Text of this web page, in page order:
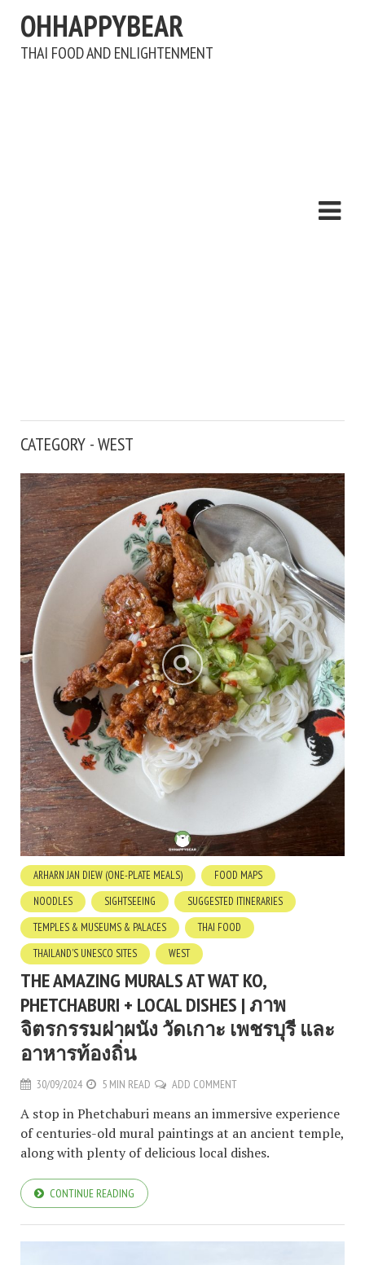
OHHAPPYBEAR
THAI FOOD AND ENLIGHTENMENT
CATEGORY - WEST
ARHARN JAN DIEW (ONE-PLATE MEALS)
FOOD MAPS
NOODLES
SIGHTSEEING
SUGGESTED ITINERARIES
TEMPLES & MUSEUMS & PALACES
THAI FOOD
THAILAND'S UNESCO SITES
WEST
THE AMAZING MURALS AT WAT KO,
PHETCHABURI + LOCAL DISHES | ภาพ
จิตรกรรมฝาผนัง วัดเกาะ เพชรบุรี และ
อาหารท้องถิ่น
30/09/2024 5 MIN READ ADD COMMENT
A stop in Phetchaburi means an immersive experience
of centuries-old mural paintings at an ancient temple,
along with plenty of delicious local dishes.
CONTINUE READING